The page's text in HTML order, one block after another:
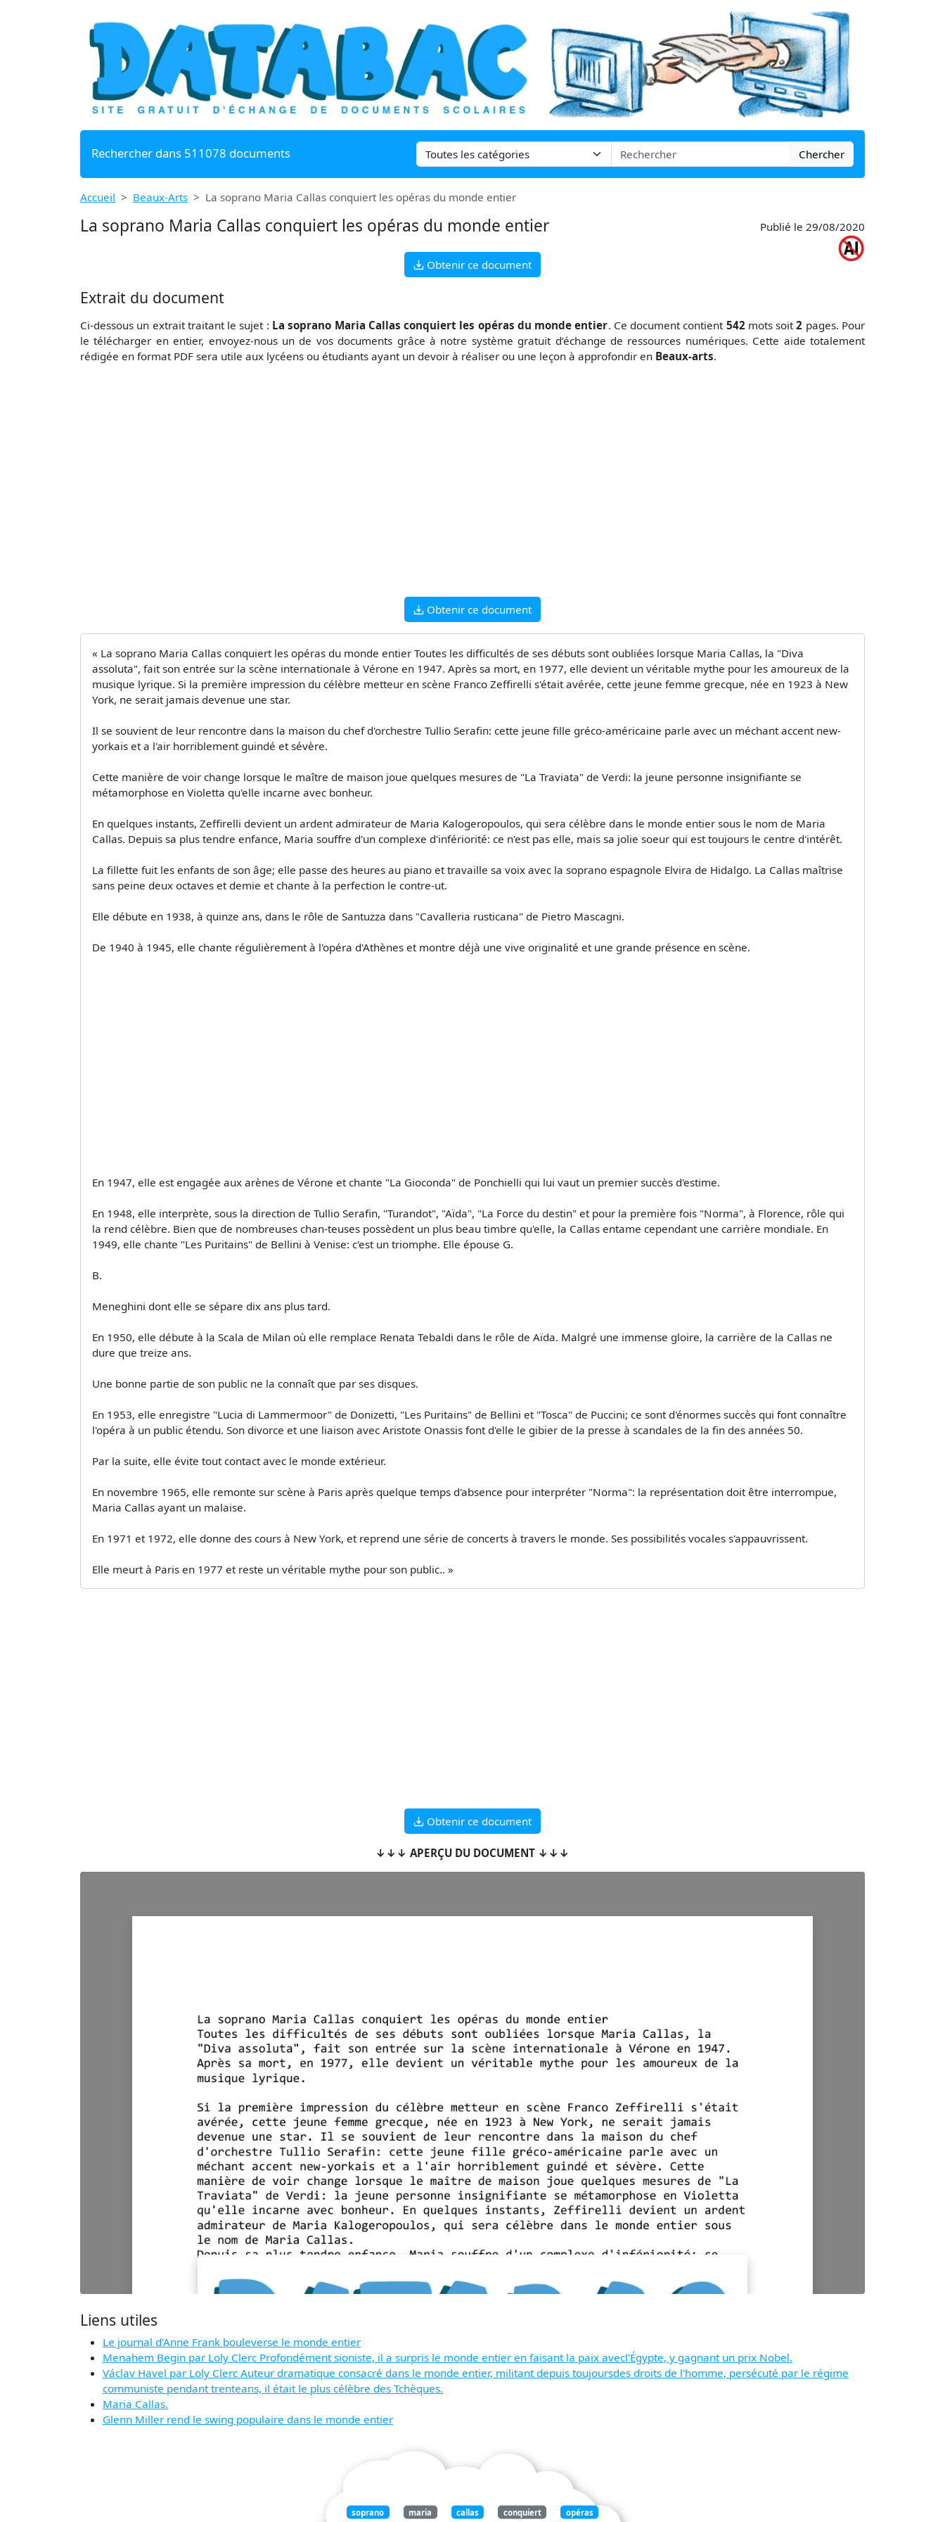
Rechercher dans 511078 documents Chercher
Accueil Beaux-Arts La soprano Maria Callas conquiert les opéras du monde entier
La soprano Maria Callas conquiert les opéras du monde entier Publié le 29/08/2020
Obtenir ce document
Extrait du document
Ci-dessous un extrait traitant le sujet : La soprano Maria Callas conquiert les opéras du monde entier. Ce document contient 542mots soit2 pages. Pour
le télécharger en entier, envoyez-nous un de vos documents grâce à notre système gratuit d’échange de ressources numériques. Cette aide totalement
rédigée en format PDF sera utile aux lycéens ou étudiants ayant un devoir à réaliser ou une leçon à approfondir en Beaux-arts.
Obtenir ce document
« La soprano Maria Callas conquiert les opéras du monde entier Toutes les difficultés de ses débuts sont oubliées lorsque Maria Callas, la "Diva
assoluta", fait son entrée sur la scène internationale à Vérone en 1947. Après sa mort, en 1977, elle devient un véritable mythe pour les amoureux de la
musique lyrique. Si la première impression du célèbre metteur en scène Franco Zeffirelli s'était avérée, cette jeune femme grecque, née en 1923 à New
York, ne serait jamais devenue une star.
Il se souvient de leur rencontre dans la maison du chef d'orchestre Tullio Serafin: cette jeune fille gréco-américaine parle avec un méchant accent new-
yorkais et a l'air horriblement guindé et sévère.
Cette manière de voir change lorsque le maître de maison joue quelques mesures de "La Traviata" de Verdi: la jeune personne insignifiante se
métamorphose en Violetta qu'elle incarne avec bonheur.
En quelques instants, Zeffirelli devient un ardent admirateur de Maria Kalogeropoulos, qui sera célèbre dans le monde entier sous le nom de Maria
Callas. Depuis sa plus tendre enfance, Maria souffre d'un complexe d'infériorité: ce n'est pas elle, mais sa jolie soeur qui est toujours le centre d'intérêt.
La fillette fuit les enfants de son âge; elle passe des heures au piano et travaille sa voix avec la soprano espagnole Elvira de Hidalgo. La Callas maîtrise
sans peine deux octaves et demie et chante à la perfection le contre-ut.
Elle débute en 1938, à quinze ans, dans le rôle de Santuzza dans "Cavalleria rusticana" de Pietro Mascagni.
De 1940 à 1945, elle chante régulièrement à l'opéra d'Athènes et montre déjà une vive originalité et une grande présence en scène.
En 1947, elle est engagée aux arènes de Vérone et chante "La Gioconda" de Ponchielli qui lui vaut un premier succès d'estime.
En 1948, elle interprète, sous la direction de Tullio Serafin, "Turandot", "Aïda", "La Force du destin" et pour la première fois "Norma", à Florence, rôle qui
la rend célèbre. Bien que de nombreuses chan-teuses possèdent un plus beau timbre qu'elle, la Callas entame cependant une carrière mondiale. En
1949, elle chante "Les Puritains" de Bellini à Venise: c'est un triomphe. Elle épouse G.
B.
Meneghini dont elle se sépare dix ans plus tard.
En 1950, elle débute à la Scala de Milan où elle remplace Renata Tebaldi dans le rôle de Aïda. Malgré une immense gloire, la carrière de la Callas ne
dure que treize ans.
Une bonne partie de son public ne la connaît que par ses disques.
En 1953, elle enregistre "Lucia di Lammermoor" de Donizetti, "Les Puritains" de Bellini et "Tosca" de Puccini; ce sont d'énormes succès qui font connaître
l'opéra à un public étendu. Son divorce et une liaison avec Aristote Onassis font d'elle le gibier de la presse à scandales de la fin des années 50.
Par la suite, elle évite tout contact avec le monde extérieur.
En novembre 1965, elle remonte sur scène à Paris après quelque temps d'absence pour interpréter "Norma": la représentation doit être interrompue,
Maria Callas ayant un malaise.
En 1971 et 1972, elle donne des cours à New York, et reprend une série de concerts à travers le monde. Ses possibilités vocales s'appauvrissent.
Elle meurt à Paris en 1977 et reste un véritable mythe pour son public.. »
Obtenir ce document
↓↓↓ APERÇU DU DOCUMENT ↓↓↓
Liens utiles
Le journal d'Anne Frank bouleverse le monde entier
Menahem Begin par Loly Clerc Profondément sioniste, il a surpris le monde entier en faisant la paix avecl'Égypte, y gagnant un prix Nobel.
Václav Havel par Loly Clerc Auteur dramatique consacré dans le monde entier, militant depuis toujoursdes droits de l'homme, persécuté par le régime
communiste pendant trenteans, il était le plus célèbre des Tchèques.
Maria Callas.
Glenn Miller rend le swing populaire dans le monde entier
soprano maria callas conquiert opéras